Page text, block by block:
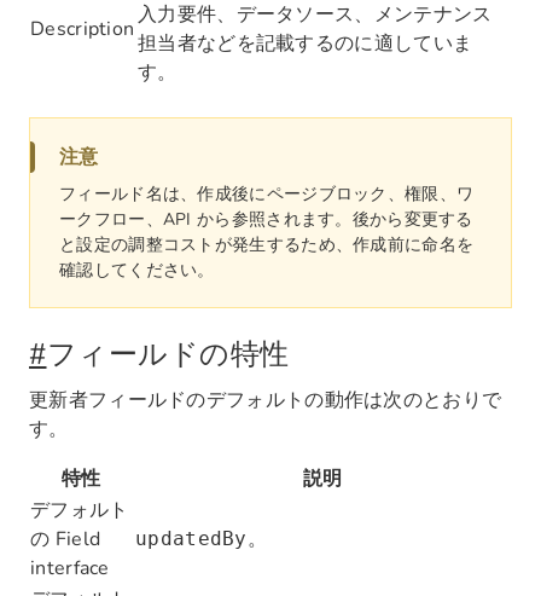
Description
入力要件、データソース、メンテナンス
担当者などを記載するのに適していま
す。
注意
フィールド名は、作成後にページブロック、権限、ワ
ークフロー、API から参照されます。後から変更する
と設定の調整コストが発生するため、作成前に命名を
確認してください。
#フィールドの特性
更新者フィールドのデフォルトの動作は次のとおりで
す。
特性
説明
デフォルト
の Field
interface
updatedBy。